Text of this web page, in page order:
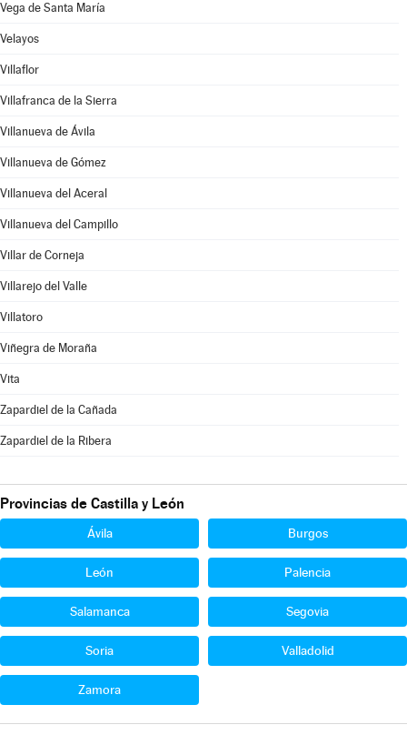
Vega de Santa María
Velayos
Villaflor
Villafranca de la Sierra
Villanueva de Ávila
Villanueva de Gómez
Villanueva del Aceral
Villanueva del Campillo
Villar de Corneja
Villarejo del Valle
Villatoro
Viñegra de Moraña
Vita
Zapardiel de la Cañada
Zapardiel de la Ribera
Provincias de Castilla y León
Ávila Burgos
León Palencia
Salamanca Segovia
Soria Valladolid
Zamora